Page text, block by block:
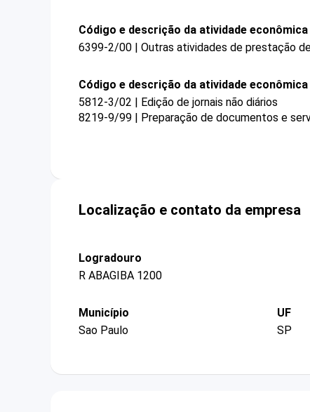
Código e descrição da atividade
6399-2/00 | Outras atividades de prestação
Código e descrição da atividade
5812-3/02 | Edição de jornais não diários
8219-9/99 | Preparação de documentos e
Localização e contato da empresa
Logradouro
R ABAGIBA 1200
Município
Sao Paulo
UF
SP